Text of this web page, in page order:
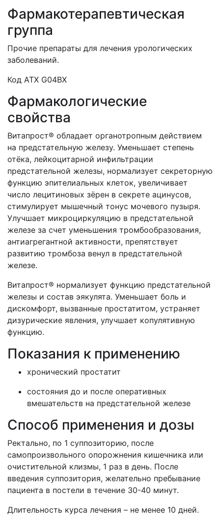
Фармакотерапевтическая
группа
Прочие препараты для лечения урологических
заболеваний.
Код АТХ G04BХ
Фармакологические
свойства
Витапрост® обладает органотропным действием
на предстательную железу. Уменьшает степень
отёка, лейкоцитарной инфильтрации
предстательной железы, нормализует секреторную
функцию эпителиальных клеток, увеличивает
число лецитиновых зёрен в секрете ацинусов,
стимулирует мышечный тонус мочевого пузыря.
Улучшает микроциркуляцию в предстательной
железе за счет уменьшения тромбообразования,
антиагрегантной активности, препятствует
развитию тромбоза венул в предстательной
железе.
Витапрост® нормализует функцию предстательной
железы и состав эякулята. Уменьшает боль и
дискомфорт, вызванные простатитом, устраняет
дизурические явления, улучшает копулятивную
функцию.
Показания к применению
хронический простатит
состояния до и после оперативных
вмешательств на предстательной железе
Способ применения и дозы
Ректально, по 1 суппозиторию, после
самопроизвольного опорожнения кишечника или
очистительной клизмы, 1 раз в день. После
введения суппозитория, желательно пребывание
пациента в постели в течение 30-40 минут.
Длительность курса лечения – не менее 10 дней.